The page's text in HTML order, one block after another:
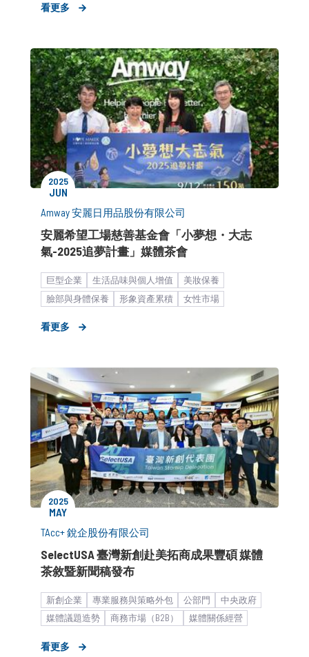
媒體小聚／餐敘
看更多
2025
JUN
Amway 安麗日用品股份有限公司
安麗希望工場慈善基金會「小夢想・大志
氣-2025追夢計畫」媒體茶會
巨型企業 生活品味與個人增值
美妝保養
臉部與身體保養
形象資產累積
女性市場
媒體關係經營
看更多
2025
MAY
TAcc+ 銳企股份有限公司
SelectUSA 臺灣新創赴美拓商成果豐碩 媒體
茶敘暨新聞稿發布
新創企業 專業服務與策略外包 公部門
中央政府
媒體議題造勢
商務市場（B2B）
媒體關係經營
看更多